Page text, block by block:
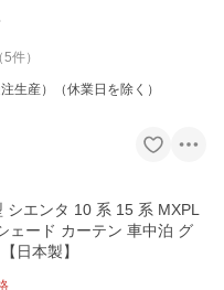
5件）
生産）（休業日を除く）
シエンタ 10 系 15 系 MXPL
ェード カーテン 車中泊 グ
日本製】